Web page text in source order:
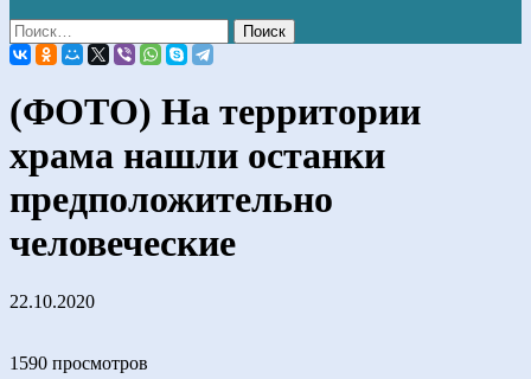
(ФОТО) На территории
храма нашли останки
предположительно
человеческие
22.10.2020
1590 просмотров